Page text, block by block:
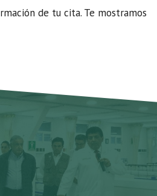
de tu cita. Te mostramos